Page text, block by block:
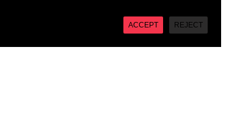
REJECT
ACCEPT